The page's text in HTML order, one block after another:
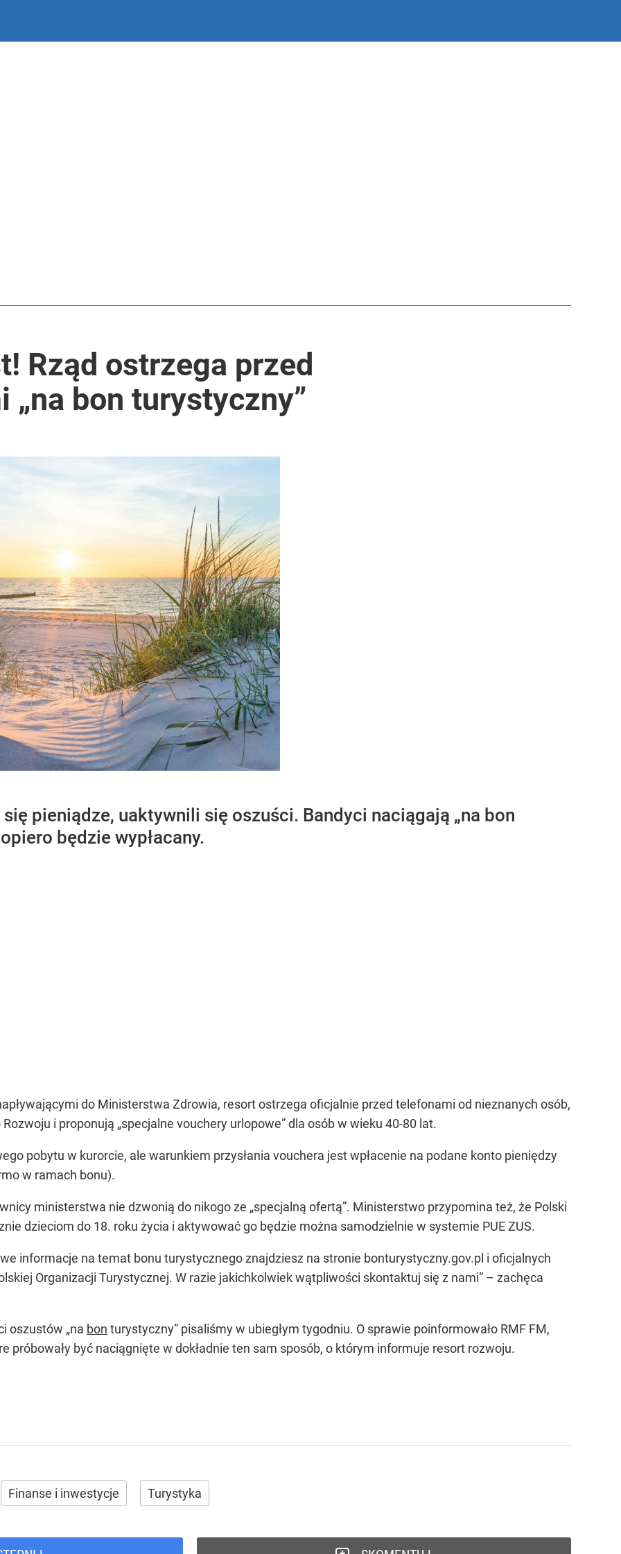
sobie nieruchomości
7,5 tys. zł kary
Rząd ostrzega przed
„na bon turystyczny”
pieniądze, uaktywnili się oszuści. Bandyci naciągają „na bon
będzie wypłacany.
do Ministerstwa Zdrowia, resort ostrzega oficjalnie przed telefonami od nieznanych osób,
i proponują „specjalne vouchery urlopowe” dla osób w wieku 40-80 lat.
pobytu w kurorcie, ale warunkiem przysłania vouchera jest wpłacenie na podane konto pieniędzy
w ramach bonu).
ministerstwa nie dzwonią do nikogo ze „specjalną ofertą”. Ministerstwo przypomina też, że Polski
dzieciom do 18. roku życia i aktywować go będzie można samodzielnie w systemie PUE ZUS.
informacje na temat bonu turystycznego znajdziesz na stronie bonturystyczny.gov.pl i oficjalnych
Organizacji Turystycznej. W razie jakichkolwiek wątpliwości skontaktuj się z nami” – zachęca
oszustów „na bon turystyczny” pisaliśmy w ubiegłym tygodniu. O sprawie poinformowało RMF FM,
próbowały być naciągnięte w dokładnie ten sam sposób, o którym informuje resort rozwoju.
Finanse i inwestycje Turystyka